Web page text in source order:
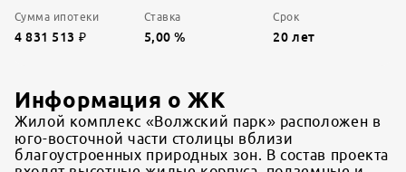
Сумма ипотеки
4 831 513 ₽
Ставка
5,00 %
Срок
20 лет
Информация о ЖК
Жилой комплекс «Волжский парк» расположен в
юго-восточной части столицы вблизи
благоустроенных природных зон. В состав проекта